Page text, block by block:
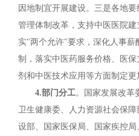
因地制宜开展建设。三是各地
管理体制改革，支持中医医院
实"两个允许"要求，深化人事
制，落实中医药服务价格、医
剂和中医技术应用等方面制定更
4.部门分工。国家发展改革
卫生健康委、人力资源社会保
设部、国家医保局、国家疾控